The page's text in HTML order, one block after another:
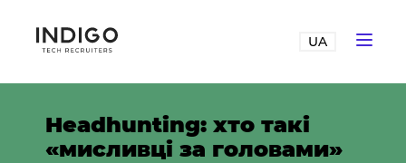
UA
Headhunting: хто такі
«мисливці за головами»